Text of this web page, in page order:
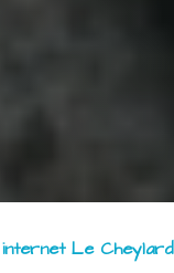
Le Cheylard